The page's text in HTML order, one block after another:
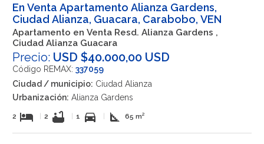
En Venta Apartamento Alianza Gardens,
Ciudad Alianza, Guacara, Carabobo, VEN
Apartamento en Venta Resd. Alianza Gardens ,
Ciudad Alianza Guacara
Precio: USD $40.000,00 USD
Código REMAX: 337059
Ciudad / municipio: Ciudad Alianza
Urbanización: Alianza Gardens
2 hotel 2 bathtub 1 directions_car square_foot 65 m²